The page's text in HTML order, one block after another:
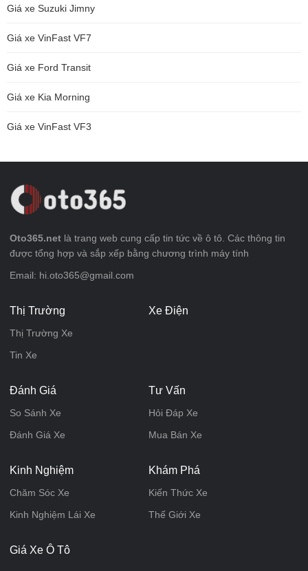
Giá xe Suzuki Jimny
Giá xe VinFast VF7
Giá xe Ford Transit
Giá xe Kia Morning
Giá xe VinFast VF3
Oto365.net là trang web cung cấp tin tức về ô tô. Các thông tin
được tổng hợp và sắp xếp bằng chương trình máy tính
Email: hi.oto365@gmail.com
Thị Trường
Thị Trường Xe
Tin Xe
Xe Điện
Đánh Giá
So Sánh Xe
Đánh Giá Xe
Tư Vấn
Hỏi Đáp Xe
Mua Bán Xe
Kinh Nghiệm
Chăm Sóc Xe
Kinh Nghiệm Lái Xe
Khám Phá
Kiến Thức Xe
Thế Giới Xe
Giá Xe Ô Tô